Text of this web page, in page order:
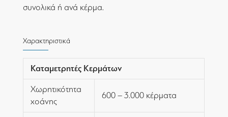
συνολικά ή ανά κέρμα.
Χαρακτηριστικά
Καταμετρητές Κερμάτων
Χωρητικότητα
χοάνης
600 – 3.000 κέρματα